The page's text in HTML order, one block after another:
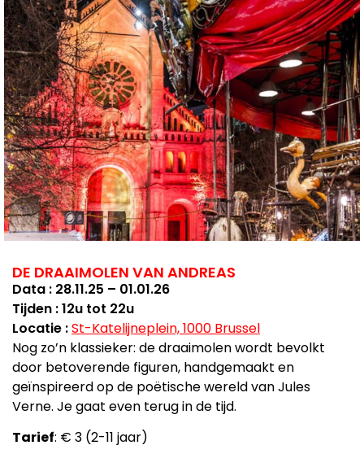
DE DRAAIMOLEN VAN ANDREAS
Data : 28.11.25 – 01.01.26
Tijden : 12u tot 22u
Locatie :St-Katelijneplein, 1000 Brussel
Nog zo’n klassieker: de draaimolen wordt bevolkt
door betoverende figuren, handgemaakt en
geïnspireerd op de poëtische wereld van Jules
Verne. Je gaat even terug in de tijd.
Tarief: € 3 (2-11 jaar)